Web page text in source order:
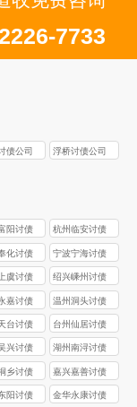
7733
债公司 浮桥讨债公司
阳讨债
杭州临安讨债
公司
化讨债
宁波宁海讨债
公司
虞讨债
绍兴嵊州讨债
公司
嘉讨债
温州洞头讨债
公司
台讨债
台州仙居讨债
公司
兴讨债
湖州南浔讨债
公司
乡讨债
嘉兴嘉善讨债
公司
阳讨债
金华永康讨债